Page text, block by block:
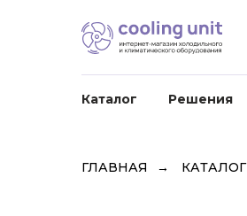
Каталог Решения
ГЛАВНАЯ → КАТАЛОГ